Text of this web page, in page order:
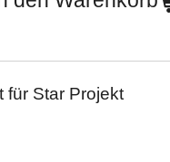
für Star Projekt